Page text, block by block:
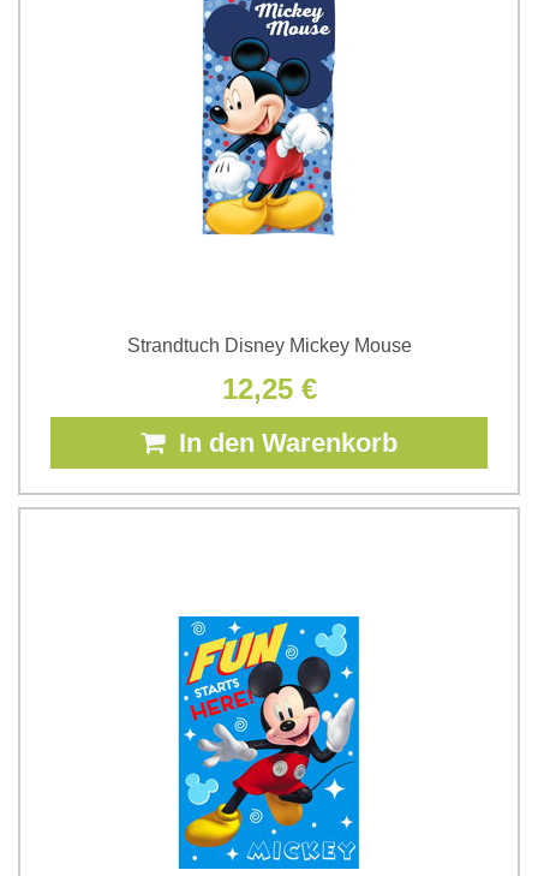
Strandtuch Disney Mickey Mouse
12,25 €
In den Warenkorb